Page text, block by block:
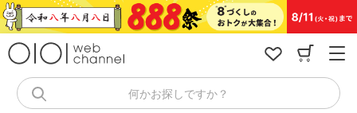
コ
ン
何かお探しですか？